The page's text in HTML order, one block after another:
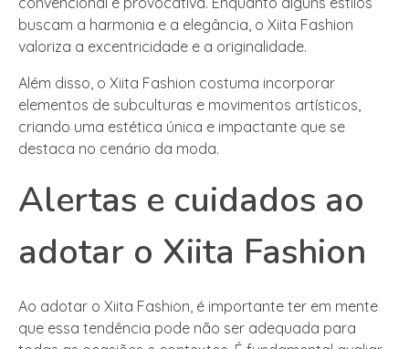
buscam a harmonia e a elegância, o Xiita Fashion
valoriza a excentricidade e a originalidade.
Além disso, o Xiita Fashion costuma incorporar
elementos de subculturas e movimentos artísticos,
criando uma estética única e impactante que se
destaca no cenário da moda.
Alertas e cuidados ao
adotar o Xiita Fashion
Ao adotar o Xiita Fashion, é importante ter em mente
que essa tendência pode não ser adequada para